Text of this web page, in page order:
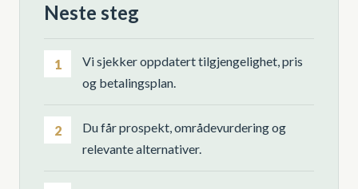
Neste steg
1
Vi sjekker oppdatert tilgjengelighet, pris
og betalingsplan.
2
Du får prospekt, områdevurdering og
relevante alternativer.